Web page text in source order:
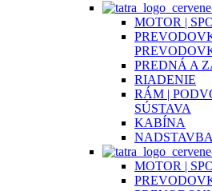
MOTOR |
PREDNÁ A
RIADENIE
RÁM |
SÚSTAVA
KABÍNA
NADSTAVBA
MOTOR |